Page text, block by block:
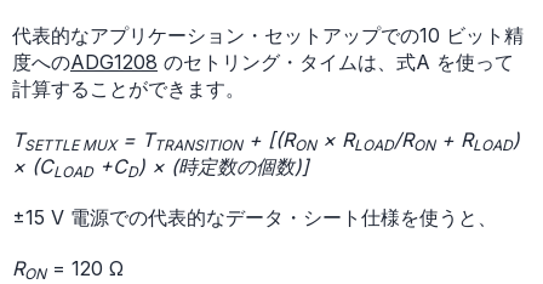
代表的なアプリケーション・セットアップでの10 ビット精
度へのADG1208 のセトリング・タイムは、式A を使って
計算することができます。
TSETTLE MUX= TTRANSITION+ [(RON× RLOAD/RON+ RLOAD)
× (CLOAD+CD) × (時定数の個数)]
±15 V 電源での代表的なデータ・シート仕様を使うと、
RON = 120 Ω